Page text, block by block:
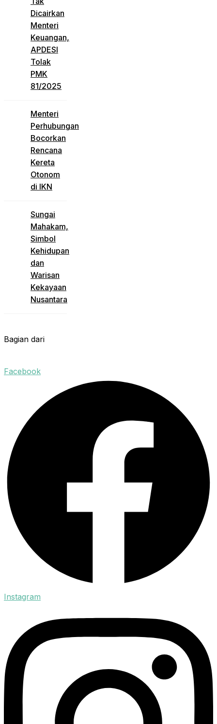
Dicairkan
Menteri
Keuangan,
APDESI
Tolak
PMK
81/2025
Menteri
Perhubungan
Bocorkan
Rencana
Kereta
Otonom
di IKN
Sungai
Mahakam,
Simbol
Kehidupan
dan
Warisan
Kekayaan
Nusantara
Bagian dari
Facebook
Instagram